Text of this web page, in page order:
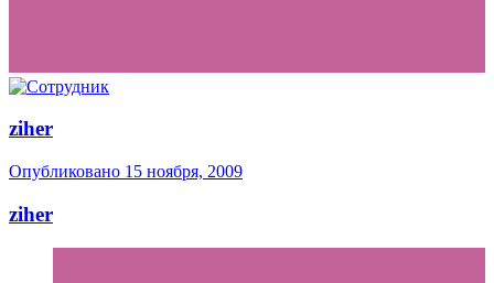
ziher
Опубликовано 15 ноября, 2009
ziher